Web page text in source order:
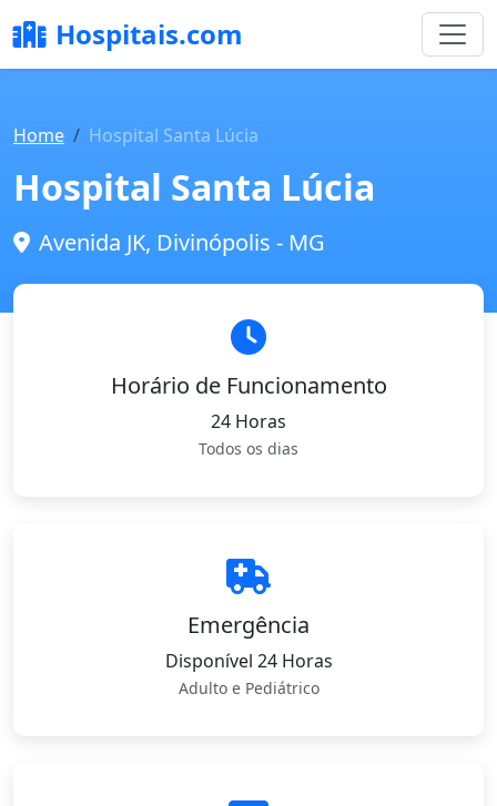
Hospitais.com
Home Hospital Santa Lúcia
Hospital Santa Lúcia
Avenida JK, Divinópolis - MG
Horário de Funcionamento
24 Horas
Todos os dias
Emergência
Disponível 24 Horas
Adulto e Pediátrico